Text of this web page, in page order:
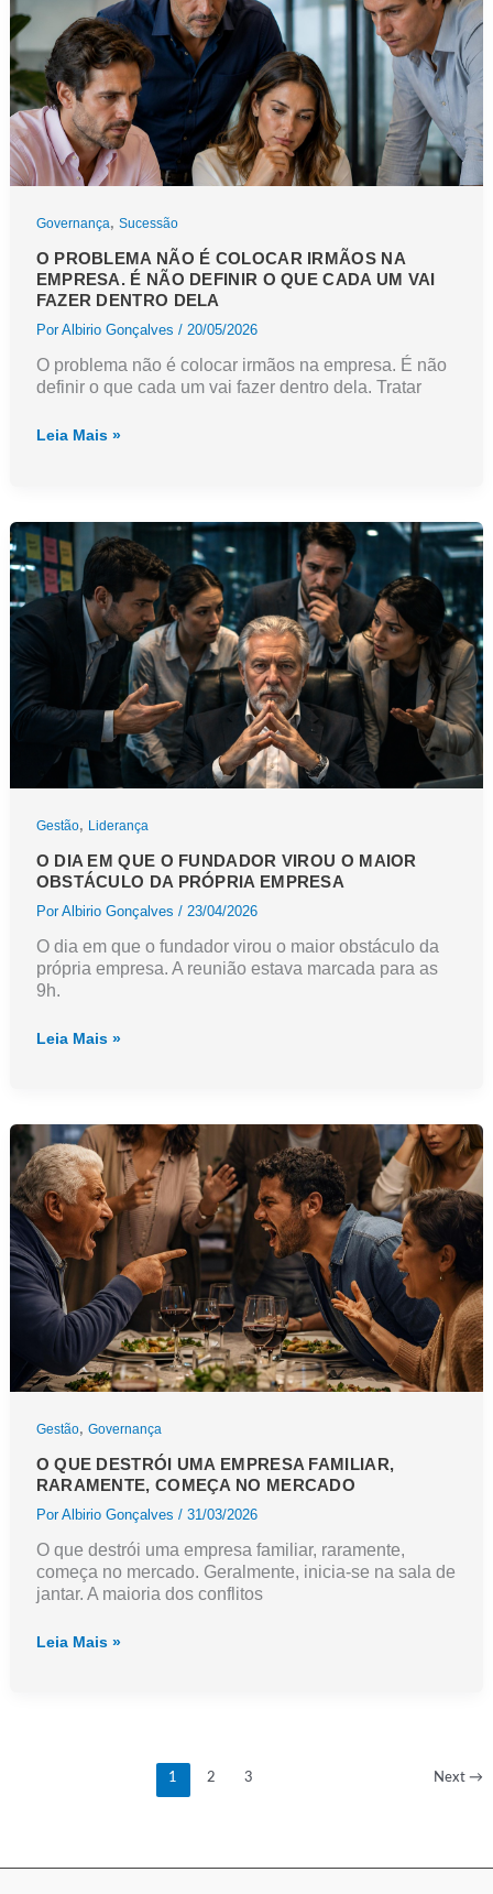
Governança, Sucessão
O PROBLEMA NÃO É COLOCAR IRMÃOS NA
EMPRESA. É NÃO DEFINIR O QUE CADA UM VAI
FAZER DENTRO DELA
PorAlbirio Gonçalves / 20/05/2026
O problema não é colocar irmãos na empresa. É não
definir o que cada um vai fazer dentro dela. Tratar
O
irmãos
na
empresa.
É
não
definir
o
um
vai
fazer
dentro
dela
Leia Mais »
Gestão, Liderança
O DIA EM QUE O FUNDADOR VIROU O MAIOR
OBSTÁCULO DA PRÓPRIA EMPRESA
PorAlbirio Gonçalves / 23/04/2026
O dia em que o fundador virou o maior obstáculo da
própria empresa. A reunião estava marcada para as
9h.
O
fundador
virou
o
maior
obstáculo
da
própria
empresa
Leia Mais »
Gestão, Governança
O QUE DESTRÓI UMA EMPRESA FAMILIAR,
RARAMENTE, COMEÇA NO MERCADO
PorAlbirio Gonçalves / 31/03/2026
O que destrói uma empresa familiar, raramente,
começa no mercado. Geralmente, inicia-se na sala de
jantar. A maioria dos conflitos
O
Leia Mais »
1 2 3 Next→